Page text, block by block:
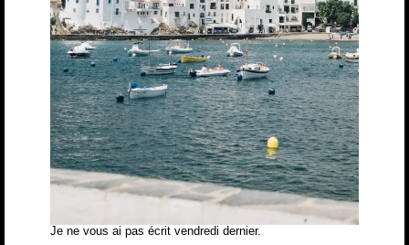
Je ne vous ai pas écrit vendredi dernier.